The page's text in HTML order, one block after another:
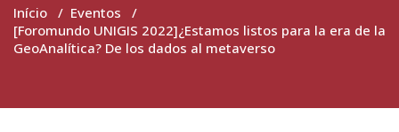
Início / Eventos /
[Foromundo UNIGIS 2022]¿Estamos listos para la era de la
GeoAnalítica? De los dados al metaverso